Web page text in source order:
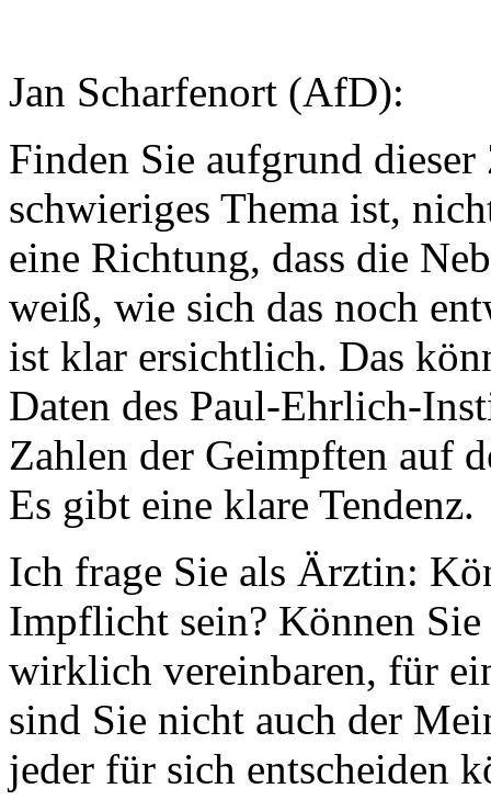
Jan Scharfenort (AfD):
Finden Sie aufgrund
schwieriges Thema ist,
eine Richtung, dass die
weiß, wie sich das noch
ist klar ersichtlich. Das
Daten des Paul-Ehrlich-
Zahlen der Geimpften auf
Es gibt eine klare Tendenz.
Ich frage Sie als Ärztin:
Impflicht sein? Können
wirklich vereinbaren, für
sind Sie nicht auch der
jeder für sich entscheiden